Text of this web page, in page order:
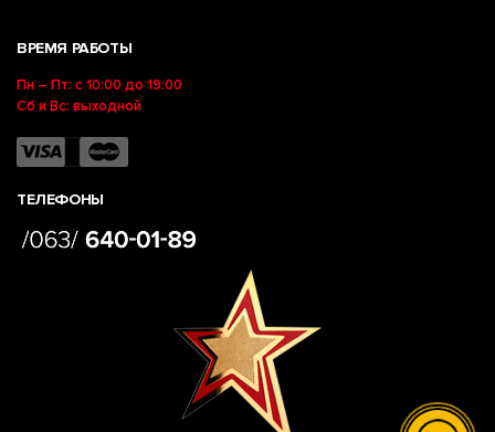
ВРЕМЯ РАБОТЫ
Пн – Пт: с 10:00 до 19:00
Сб и Вс: выходной
ТЕЛЕФОНЫ